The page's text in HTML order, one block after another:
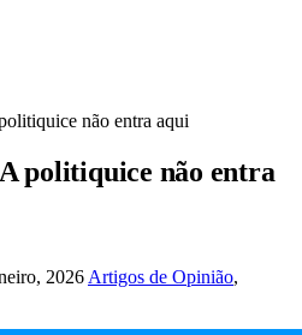
não entra aqui
politiquice não entra
2026 Artigos de Opinião,